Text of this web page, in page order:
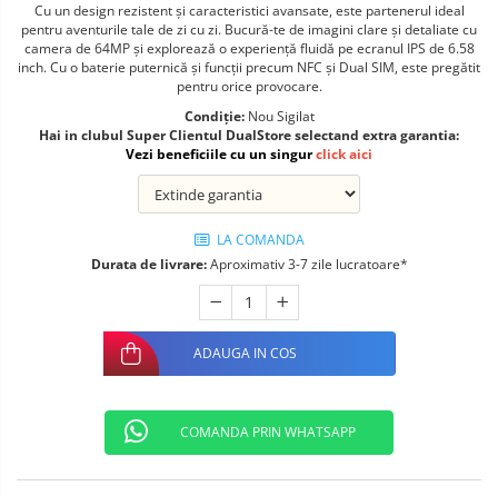
Telefoane mobile ALTE BRANDURI
Cu un design rezistent și caracteristici avansate, este partenerul ideal
pentru aventurile tale de zi cu zi. Bucură-te de imagini clare și detaliate cu
camera de 64MP și explorează o experiență fluidă pe ecranul IPS de 6.58
inch. Cu o baterie puternică și funcții precum NFC și Dual SIM, este pregătit
pentru orice provocare.
Condiție: Nou Sigilat
Hai in clubul Super Clientul DualStore selectand extra garantia:
Vezi beneficiile cu un singurclick aici
LA COMANDA
Durata de livrare:Aproximativ 3-7 zile lucratoare*
ADAUGA IN COS
COMANDA PRIN WHATSAPP